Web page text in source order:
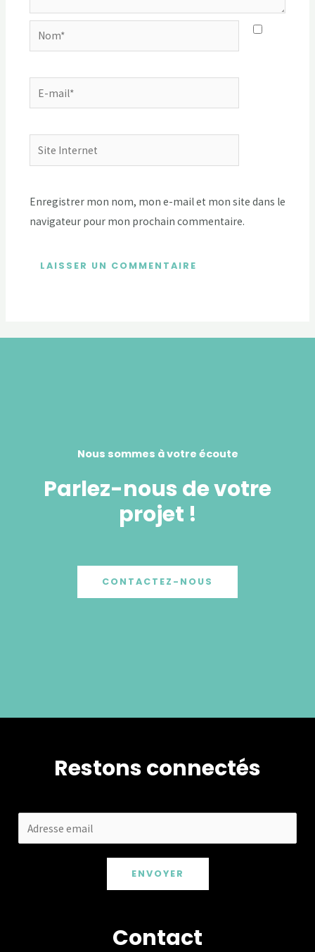
Enregistrer mon nom, mon e-mail et mon site dans le
navigateur pour mon prochain commentaire.
Nous sommes à votre écoute
Parlez-nous de votre
projet !
CONTACTEZ-NOUS
Restons connectés
ENVOYER
Contact